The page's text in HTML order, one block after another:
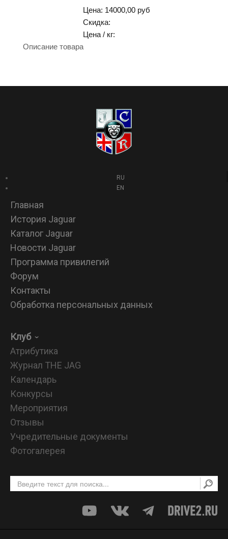
Цена: 14000,00 руб
Скидка:
Цена / кг:
Описание товара
RU
EN
Главная
История Jaguar
Каталог Jaguar
Новости Jaguar
Программа привилегий
Форум
Контакты
Обработка персональных данных
Клуб
Атрибутика
Журнал THE JAG
Календарь
Конкурсы
Мероприятия
Отзывы
Учредительные документы
Фотогалерея